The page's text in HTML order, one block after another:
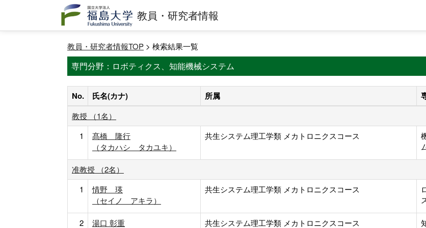
教員・研究者情報
教員・研究者情報TOP > 検索結果一覧
専門分野：ロボティクス、知能機械システム
No. 氏名(カナ) 所属
教授 （1名）
1
髙橋 隆行
（タカハシ タカユキ）
共生システム理工学類 メカトロニクスコース
准教授 （2名）
1
情野 瑛
（セイノ アキラ）
共生システム理工学類 メカトロニクスコース
2 湯口 彰重 共生システム理工学類 メカトロニクスコース